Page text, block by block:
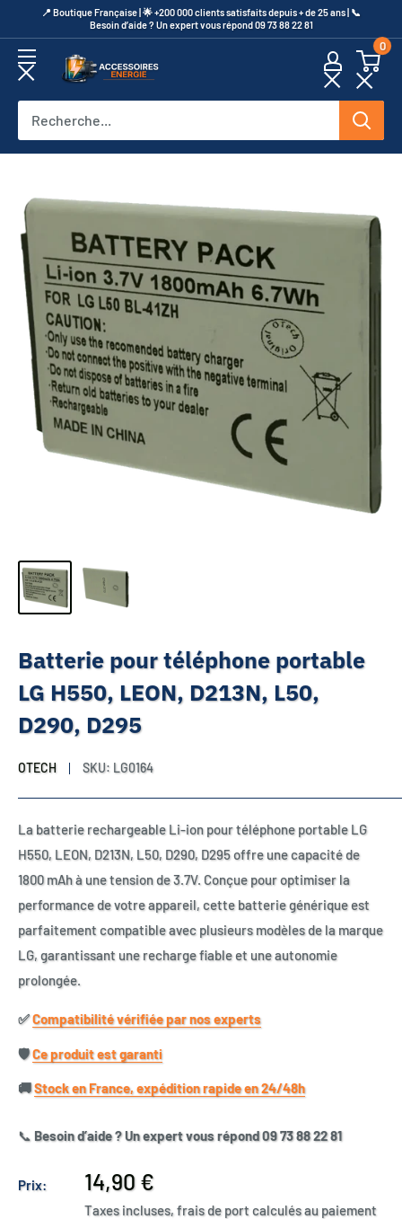
au
contenu
​📍​ Boutique Française | 🌟 +200 000 clients satisfaits depuis + de 25 ans | 📞​
Besoin d’aide ? Un expert vous répond 09 73 88 22 81
Accessoires
0
Batterie pour téléphone portable
LG H550, LEON, D213N, L50,
D290, D295
OTECH SKU: LG0164
La batterie rechargeable Li-ion pour téléphone portable LG
H550, LEON, D213N, L50, D290, D295 offre une capacité de
1800 mAh à une tension de 3.7V. Conçue pour optimiser la
performance de votre appareil, cette batterie générique est
parfaitement compatible avec plusieurs modèles de la marque
LG, garantissant une recharge fiable et une autonomie
prolongée.
✅​Compatibilité vérifiée par nos experts
🛡️​Ce produit est garanti
🚚​Stock en France, expédition rapide en 24/48h
📞 Besoin d’aide ? Un expert vous répond 09 73 88 22 81
Prix:
Prix
réduit
14,90 €
Taxes incluses, frais de port calculés au paiement